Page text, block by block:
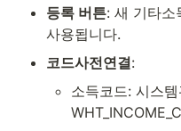
등록 버튼: 새 기타소
사용됩니다.
코드사전연결:
소득코드: 시스